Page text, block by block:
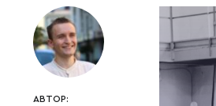
АВТОР: